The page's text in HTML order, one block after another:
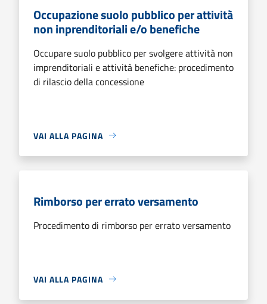
Occupazione suolo pubblico per attività
non inprenditoriali e/o benefiche
Occupare suolo pubblico per svolgere attività non
imprenditoriali e attività benefiche: procedimento
di rilascio della concessione
VAI ALLA PAGINA
Rimborso per errato versamento
Procedimento di rimborso per errato versamento
VAI ALLA PAGINA